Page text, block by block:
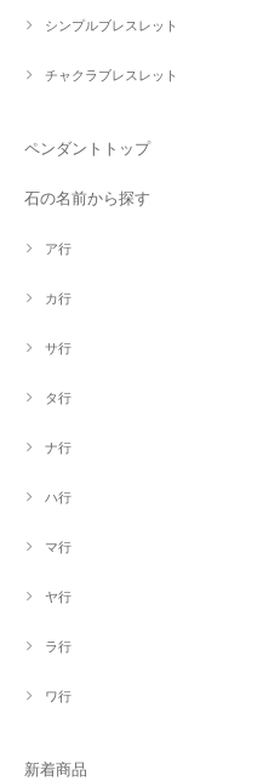
シンプルブレスレット
チャクラブレスレット
ペンダントトップ
石の名前から探す
ア行
カ行
サ行
タ行
ナ行
ハ行
マ行
ヤ行
ラ行
ワ行
新着商品